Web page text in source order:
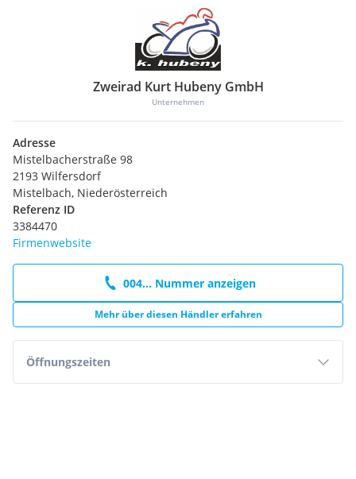
Zweirad Kurt Hubeny GmbH
Unternehmen
Adresse
Mistelbacherstraße 98
2193 Wilfersdorf
Mistelbach, Niederösterreich
Referenz ID
3384470
Firmenwebsite
004... Nummer anzeigen
Mehr über diesen Händler erfahren
Öffnungszeiten